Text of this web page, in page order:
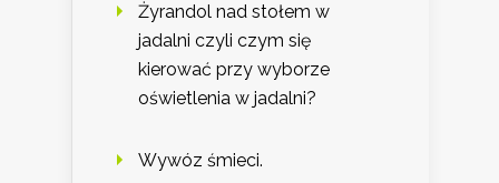
Żyrandol nad stołem w
jadalni czyli czym się
kierować przy wyborze
oświetlenia w jadalni?
Wywóz śmieci.